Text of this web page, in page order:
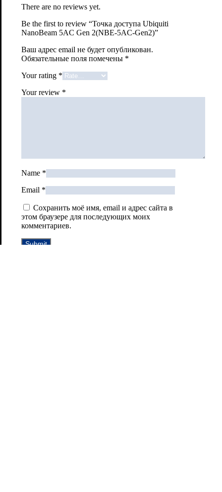
There are no reviews yet.
Be the first to review “Точка доступа Ubiquiti
NanoBeam 5AC Gen 2(NBE-5AC-Gen2)”
Ваш адрес email не будет опубликован.
Обязательные поля помечены *
Your rating *
Your review *
Name *
Email *
Сохранить моё имя, email и адрес сайта в
этом браузере для последующих моих
комментариев.